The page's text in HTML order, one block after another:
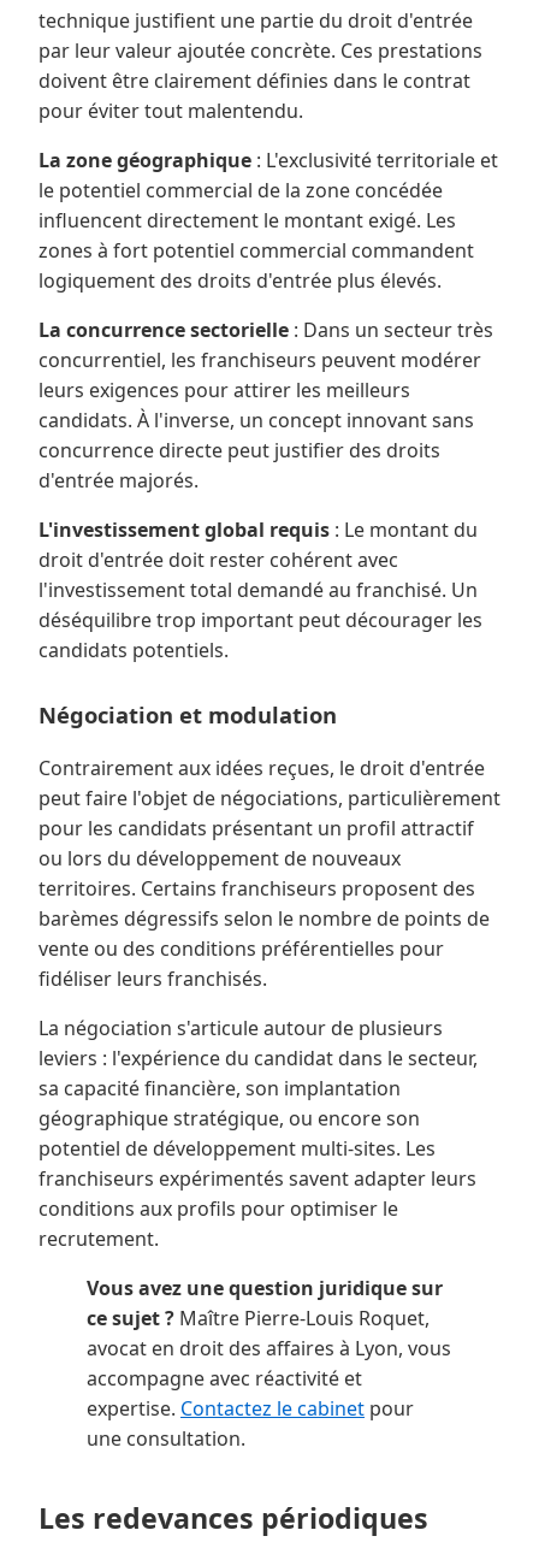
technique justifient une partie du droit d'entrée
par leur valeur ajoutée concrète. Ces prestations
doivent être clairement définies dans le contrat
pour éviter tout malentendu.
La zone géographique : L'exclusivité territoriale et
le potentiel commercial de la zone concédée
influencent directement le montant exigé. Les
zones à fort potentiel commercial commandent
logiquement des droits d'entrée plus élevés.
La concurrence sectorielle : Dans un secteur très
concurrentiel, les franchiseurs peuvent modérer
leurs exigences pour attirer les meilleurs
candidats. À l'inverse, un concept innovant sans
concurrence directe peut justifier des droits
d'entrée majorés.
L'investissement global requis : Le montant du
droit d'entrée doit rester cohérent avec
l'investissement total demandé au franchisé. Un
déséquilibre trop important peut décourager les
candidats potentiels.
Négociation et modulation
Contrairement aux idées reçues, le droit d'entrée
peut faire l'objet de négociations, particulièrement
pour les candidats présentant un profil attractif
ou lors du développement de nouveaux
territoires. Certains franchiseurs proposent des
barèmes dégressifs selon le nombre de points de
vente ou des conditions préférentielles pour
fidéliser leurs franchisés.
La négociation s'articule autour de plusieurs
leviers : l'expérience du candidat dans le secteur,
sa capacité financière, son implantation
géographique stratégique, ou encore son
potentiel de développement multi-sites. Les
franchiseurs expérimentés savent adapter leurs
conditions aux profils pour optimiser le
recrutement.
Vous avez une question juridique sur
ce sujet ? Maître Pierre-Louis Roquet,
avocat en droit des affaires à Lyon, vous
accompagne avec réactivité et
expertise. Contactez le cabinet pour
une consultation.
Les redevances périodiques